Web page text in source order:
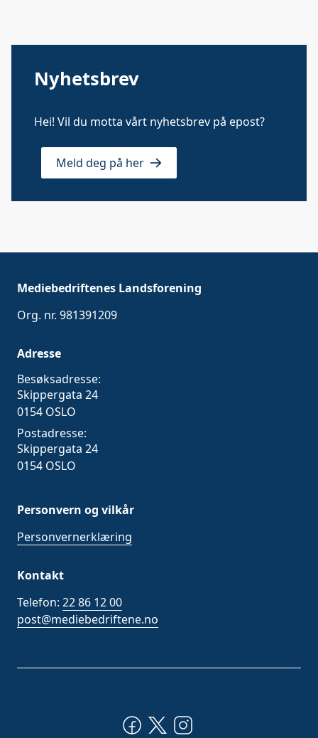
Nyhetsbrev
Hei! Vil du motta vårt nyhetsbrev på epost?
Meld deg på her
Mediebedriftenes Landsforening
Org. nr. 981391209
Adresse
Besøksadresse:
Skippergata 24
0154 OSLO
Postadresse:
Skippergata 24
0154 OSLO
Personvern og vilkår
Personvernerklæring
Kontakt
Telefon: 22 86 12 00
post@mediebedriftene.no